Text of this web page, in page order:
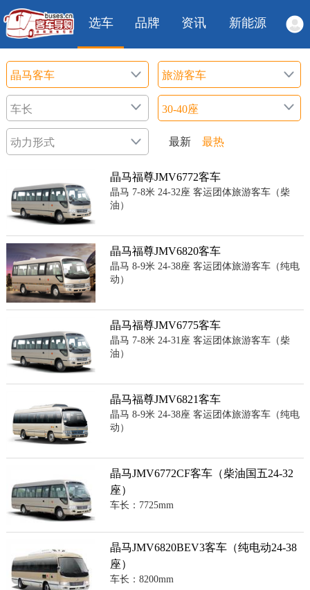
选车 品牌 资讯 新能源
最新 最热
晶马福尊JMV6772客车
晶马 7-8米 24-32座 客运团体旅游客车（柴
油）
晶马福尊JMV6820客车
晶马 8-9米 24-38座 客运团体旅游客车（纯电
动）
晶马福尊JMV6775客车
晶马 7-8米 24-31座 客运团体旅游客车（柴
油）
晶马福尊JMV6821客车
晶马 8-9米 24-38座 客运团体旅游客车（纯电
动）
晶马JMV6772CF客车（柴油国五24-32
座）
车长：7725mm
晶马JMV6820BEV3客车（纯电动24-38
座）
车长：8200mm